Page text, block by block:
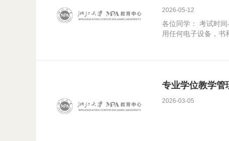
2026-05-12
各位同学： 考试时
用任何电子设备，书
专业学位教学管
2026-03-05